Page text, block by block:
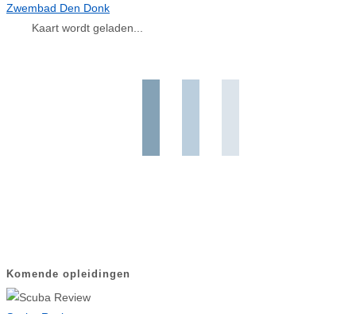
Zwembad Den Donk
Kaart wordt geladen...
Komende opleidingen